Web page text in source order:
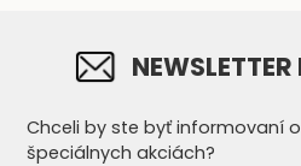
Chceli by ste byť informovaní
špeciálnych akciách?